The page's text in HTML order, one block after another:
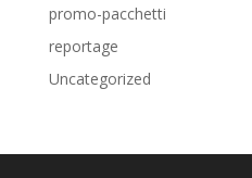
promo-pacchetti
reportage
Uncategorized